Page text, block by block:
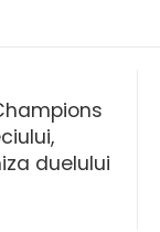
duelului